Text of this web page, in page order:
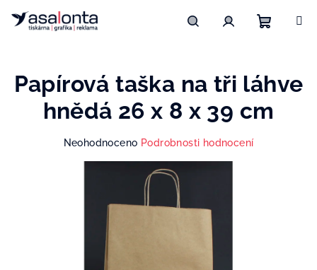
košík
Papírová taška na tři láhve
hnědá 26 x 8 x 39 cm
Průměrné
hvězdiček.
Neohodnoceno Podrobnosti hodnocení